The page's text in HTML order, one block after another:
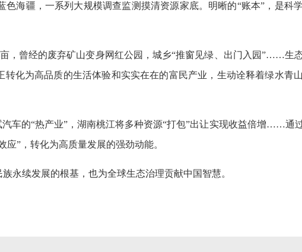
海疆，一系列大规模调查监测摸清资源家底。明晰的“账本”，是科
，曾经的废弃矿山变身网红公园，城乡“推窗见绿、出门入园”……生
化为高品质的生活体验和实实在在的富民产业，生动诠释着绿水青
车的“热产业”，湖南桃江将多种资源“打包”出让实现收益倍增……通
”，转化为高质量发展的强劲动能。
永续发展的根基，也为全球生态治理贡献中国智慧。